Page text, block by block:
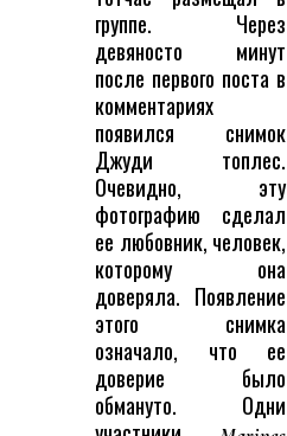
группе. Через
девяносто минут
после первого поста в
комментариях
появился снимок
Джуди топлес.
Очевидно, эту
фотографию сделал
ее любовник, человек,
которому она
доверяла. Появление
этого снимка
означало, что ее
доверие было
обмануто. Одни